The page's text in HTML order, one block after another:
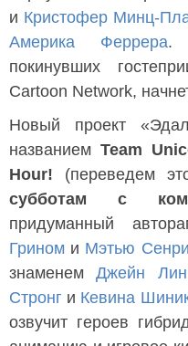
и Кристофер Минц-
Америка Феррера.
покинувших
Cartoon Network,
Новый проект
названием Team
Hour! (переведем
субботам с
придуманный
Грином и Мэтью
знаменемДжейн
Стронг и Кевина
озвучит героев